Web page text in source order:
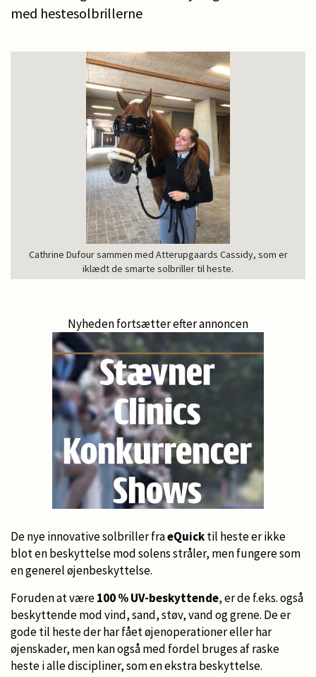
med hestesolbrillerne
Cathrine Dufour sammen med Atterupgaards Cassidy, som er
iklædt de smarte solbriller til heste.
Nyheden fortsætter efter annoncen
De nye innovative solbriller fraeQuicktil heste er ikke
blot en beskyttelse mod solens stråler, men fungere som
en generel øjenbeskyttelse.
Foruden at være100 % UV-beskyttende, er de f.eks. også
beskyttende mod vind, sand, støv, vand og grene. De er
gode til heste der har fået øjenoperationer eller har
øjenskader, men kan også med fordel bruges af raske
heste i alle discipliner, som en ekstra beskyttelse.